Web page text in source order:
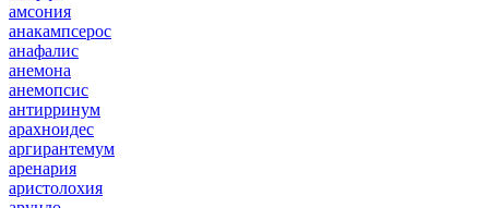
амсония
анакампсерос
анафалис
анемона
анемопсис
антирринум
арахноидес
аргирантемум
аренария
аристолохия